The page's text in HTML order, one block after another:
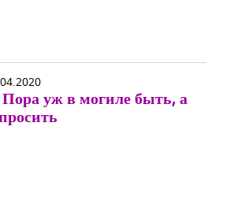
Пора уж в могиле быть, а